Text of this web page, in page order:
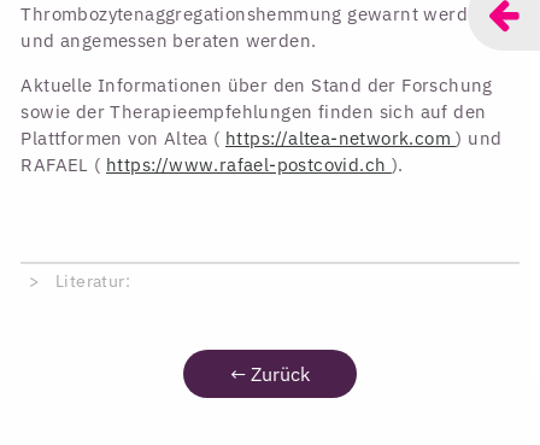
Thrombozytenaggregationshemmung gewarnt werden
und angemessen beraten werden.
Aktuelle Informationen über den Stand der Forschung
sowie der Therapieempfehlungen finden sich auf den
Plattformen von Altea ( https://altea-network.com) und
RAFAEL ( https://www.rafael-postcovid.ch ).
Literatur:
← Zurück